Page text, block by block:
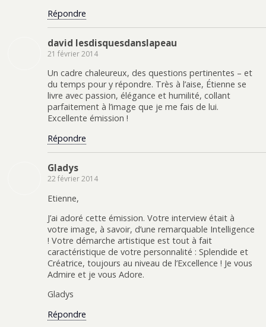
Répondre
david lesdisquesdanslapeau
21 février 2014
Un cadre chaleureux, des questions pertinentes – et
du temps pour y répondre. Très à l’aise, Étienne se
livre avec passion, élégance et humilité, collant
parfaitement à l’image que je me fais de lui.
Excellente émission !
Répondre
Gladys
22 février 2014
Etienne,
J’ai adoré cette émission. Votre interview était à
votre image, à savoir, d’une remarquable Intelligence
! Votre démarche artistique est tout à fait
caractéristique de votre personnalité : Splendide et
Créatrice, toujours au niveau de l’Excellence ! Je vous
Admire et je vous Adore.
Gladys
Répondre